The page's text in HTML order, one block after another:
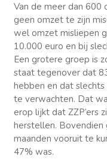
Van de meer dan 600
geen omzet te zijn
wel omzet misliepen
10.000 euro en bij
Een grotere groep is
staat tegenover dat
hebben en dat
te verwachten. Dat
erop lijkt dat ZZP’ers
herstellen. Bovendien
maanden vooruit te
47% was.